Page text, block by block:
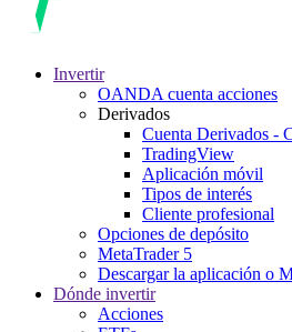
Invertir
OANDA cuenta acciones
Derivados
Cuenta Derivados -
TradingView
Aplicación móvil
Tipos de interés
Cliente profesional
Opciones de depósito
MetaTrader 5
Descargar la aplicación o
Dónde invertir
Acciones